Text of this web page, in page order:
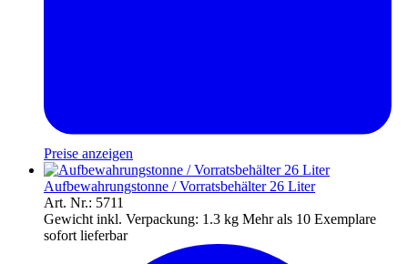
Preise anzeigen
Aufbewahrungstonne / Vorratsbehälter 26 Liter
Art. Nr.: 5711
Gewicht inkl. Verpackung: 1.3 kg Mehr als 10 Exemplare
sofort lieferbar